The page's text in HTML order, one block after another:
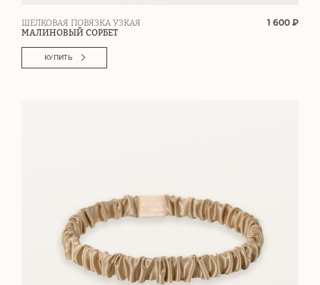
ШЕЛКОВАЯ ПОВЯЗКА УЗКАЯ
МАЛИНОВЫЙ СОРБЕТ
1 600 ₽
КУПИТЬ